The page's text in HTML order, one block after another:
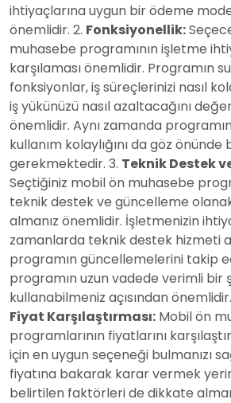
ihtiyaçlarına uygun bir ödeme
önemlidir. 2. Fonksiyonellik:
muhasebe programının işletme
karşılaması önemlidir. Programın
fonksiyonlar, iş süreçlerinizi nasıl
iş yükünüzü nasıl azaltacağını
önemlidir. Aynı zamanda
kullanım kolaylığını da göz önünde
gerekmektedir. 3. Teknik Destek
Seçtiğiniz mobil ön muhasebe
teknik destek ve güncelleme
almanız önemlidir. İşletmenizin
zamanlarda teknik destek hizmeti
programın güncellemelerini takip
programın uzun vadede verimli bir
kullanabilmeniz açısından önemlidir.
Fiyat Karşılaştırması: Mobil ön
programlarının fiyatlarını
için en uygun seçeneği bulmanızı
fiyatına bakarak karar vermek
belirtilen faktörleri de dikkate